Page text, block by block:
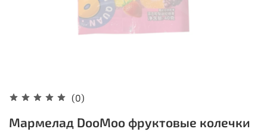
(0)
Мармелад DooMoo фруктовые колечки